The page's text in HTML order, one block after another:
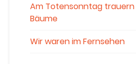
Am Totensonntag trauern
Bäume
Wir waren im Fernsehen